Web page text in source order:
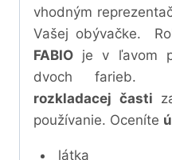
vhodným
Vašej obývačke.
FABIO je v ľavom
dvoch farieb.
rozkladacej časti
používanie. Oceníte
látka